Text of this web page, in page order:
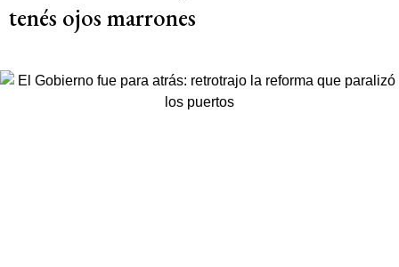
tenés ojos marrones